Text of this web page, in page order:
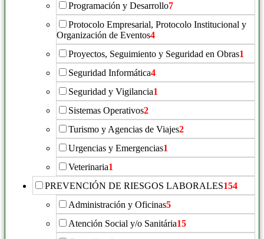
Programación y Desarrollo7
Protocolo Empresarial, Protocolo Institucional y
Organización de Eventos4
Proyectos, Seguimiento y Seguridad en Obras1
Seguridad Informática4
Seguridad y Vigilancia1
Sistemas Operativos2
Turismo y Agencias de Viajes2
Urgencias y Emergencias1
Veterinaria1
PREVENCIÓN DE RIESGOS LABORALES154
Administración y Oficinas5
Atención Social y/o Sanitária15